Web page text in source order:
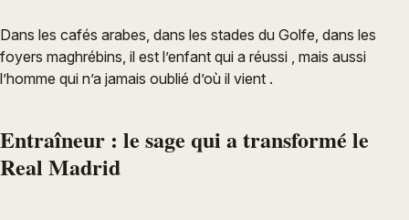
Dans les cafés arabes, dans les stades du Golfe, dans les
foyers maghrébins, il est l’enfant qui a réussi , mais aussi
l’homme qui n’a jamais oublié d’où il vient .
Entraîneur : le sage qui a transformé le
Real Madrid